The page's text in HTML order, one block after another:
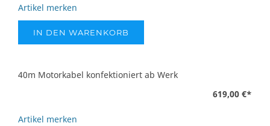
Artikel merken
IN DEN WARENKORB
40m Motorkabel konfektioniert ab Werk
619,00 €*
Artikel merken